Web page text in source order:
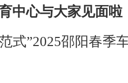
中心与大家见面啦